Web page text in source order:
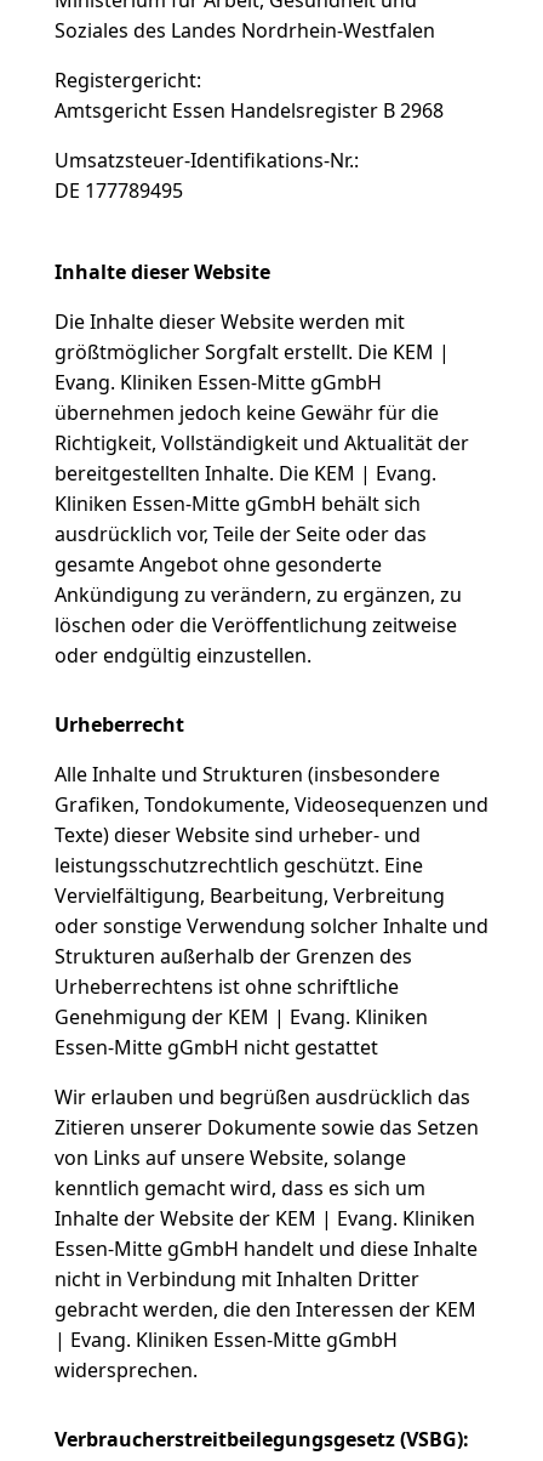
Soziales des Landes Nordrhein-Westfalen
Registergericht:
Amtsgericht Essen Handelsregister B 2968
Umsatzsteuer-Identifikations-Nr.:
DE 177789495
Inhalte dieser Website
Die Inhalte dieser Website werden mit
größtmöglicher Sorgfalt erstellt. Die KEM |
Evang. Kliniken Essen-Mitte gGmbH
übernehmen jedoch keine Gewähr für die
Richtigkeit, Vollständigkeit und Aktualität der
bereitgestellten Inhalte. Die KEM | Evang.
Kliniken Essen-Mitte gGmbH behält sich
ausdrücklich vor, Teile der Seite oder das
gesamte Angebot ohne gesonderte
Ankündigung zu verändern, zu ergänzen, zu
löschen oder die Veröffentlichung zeitweise
oder endgültig einzustellen.
Urheberrecht
Alle Inhalte und Strukturen (insbesondere
Grafiken, Tondokumente, Videosequenzen und
Texte) dieser Website sind urheber- und
leistungsschutzrechtlich geschützt. Eine
Vervielfältigung, Bearbeitung, Verbreitung
oder sonstige Verwendung solcher Inhalte und
Strukturen außerhalb der Grenzen des
Urheberrechtens ist ohne schriftliche
Genehmigung der KEM | Evang. Kliniken
Essen-Mitte gGmbH nicht gestattet
Wir erlauben und begrüßen ausdrücklich das
Zitieren unserer Dokumente sowie das Setzen
von Links auf unsere Website, solange
kenntlich gemacht wird, dass es sich um
Inhalte der Website der KEM | Evang. Kliniken
Essen-Mitte gGmbH handelt und diese Inhalte
nicht in Verbindung mit Inhalten Dritter
gebracht werden, die den Interessen der KEM
| Evang. Kliniken Essen-Mitte gGmbH
widersprechen.
Verbraucherstreitbeilegungsgesetz (VSBG):